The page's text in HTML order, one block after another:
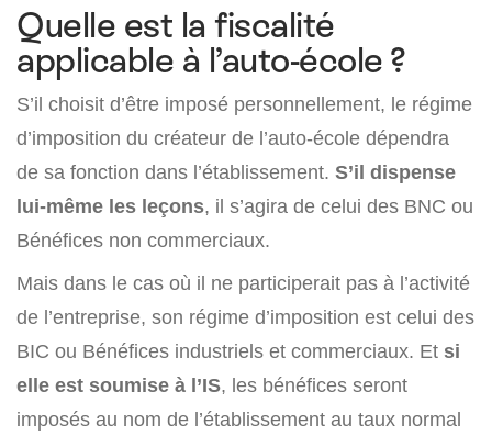
Quelle est la fiscalité
applicable à l’auto-école ?
S’il choisit d’être imposé personnellement, le régime
d’imposition du créateur de l’auto-école dépendra
de sa fonction dans l’établissement. S’il dispense
lui-même les leçons, il s’agira de celui des BNC ou
Bénéfices non commerciaux.
Mais dans le cas où il ne participerait pas à l’activité
de l’entreprise, son régime d’imposition est celui des
BIC ou Bénéfices industriels et commerciaux. Et si
elle est soumise à l’IS, les bénéfices seront
imposés au nom de l’établissement au taux normal